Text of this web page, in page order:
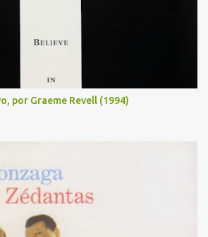
por Graeme Revell (1994)